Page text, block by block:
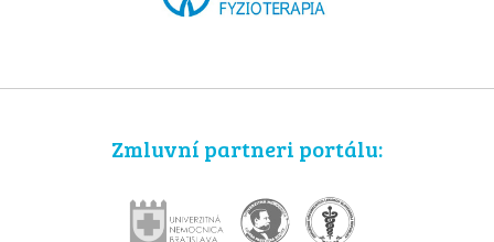
Zmluvní partneri portálu: